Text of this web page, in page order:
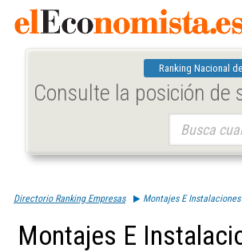
Ranking Nacional
Consulte la posición de
Directorio Ranking Empresas Montajes E
Montajes E